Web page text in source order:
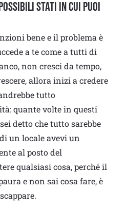
stati in cui puoi
bene e il problema è
a te come a tutti di
non cresci da tempo,
allora inizi a credere
tutto
quante volte in questi
detto che tutto sarebbe
un locale avevi un
al posto del
qualsiasi cosa, perché il
e non sai cosa fare, è